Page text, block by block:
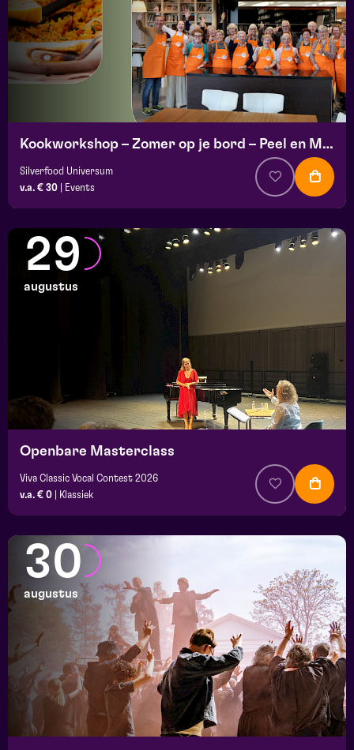
Kookworkshop – Zomer op je bord – Peel en Maas
Silverfood Universum
v.a. € 30
Events
29
augustus
Openbare Masterclass
Viva Classic Vocal Contest 2026
v.a. € 0
Klassiek
30
augustus